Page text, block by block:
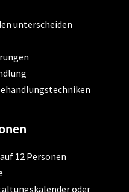
unterscheiden
12 Personen
oder